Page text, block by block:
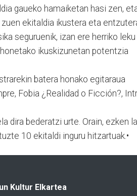
gaueko hamaiketan hasi zen,
ekitaldia ikustera eta
seguruenik, izan ere herriko leku
ikuskizunetan potentzia
batera honako egitaraua
Fobia ¿Realidad o Ficción?,
dira bederatzi urte. Orain, ezken
10 ekitaldi inguru hitzartuak.•
Kultur Elkartea